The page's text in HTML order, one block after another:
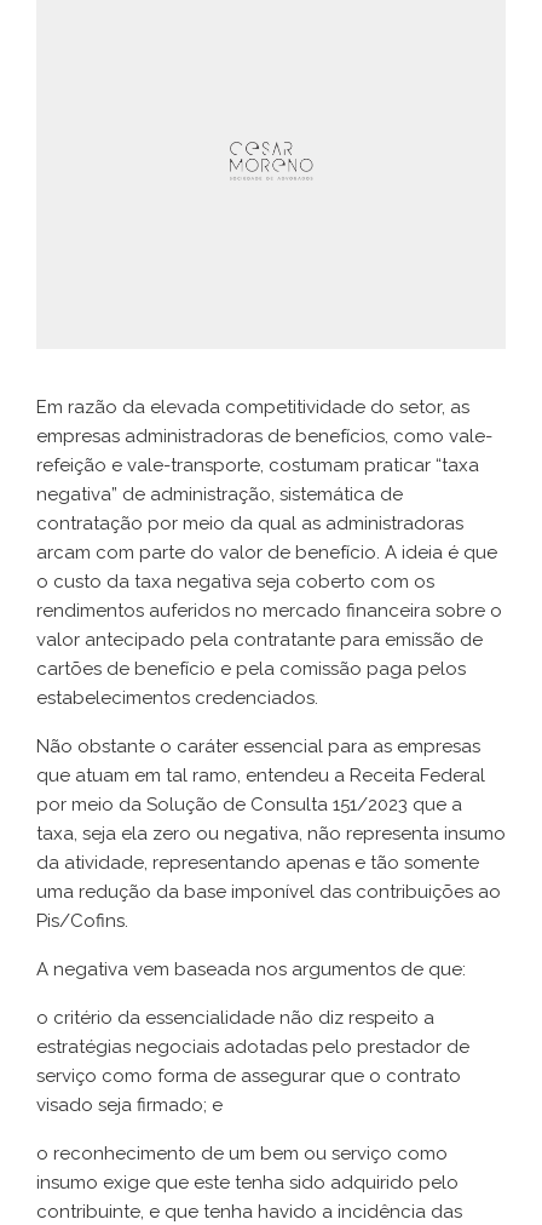
Em razão da elevada competitividade do setor, as
empresas administradoras de benefícios, como vale-
refeição e vale-transporte, costumam praticar “taxa
negativa” de administração, sistemática de
contratação por meio da qual as administradoras
arcam com parte do valor de benefício. A ideia é que
o custo da taxa negativa seja coberto com os
rendimentos auferidos no mercado financeira sobre o
valor antecipado pela contratante para emissão de
cartões de benefício e pela comissão paga pelos
estabelecimentos credenciados.
Não obstante o caráter essencial para as empresas
que atuam em tal ramo, entendeu a Receita Federal
por meio da Solução de Consulta 151/2023 que a
taxa, seja ela zero ou negativa, não representa insumo
da atividade, representando apenas e tão somente
uma redução da base imponível das contribuições ao
Pis/Cofins.
A negativa vem baseada nos argumentos de que:
o critério da essencialidade não diz respeito a
estratégias negociais adotadas pelo prestador de
serviço como forma de assegurar que o contrato
visado seja firmado; e
o reconhecimento de um bem ou serviço como
insumo exige que este tenha sido adquirido pelo
contribuinte, e que tenha havido a incidência das